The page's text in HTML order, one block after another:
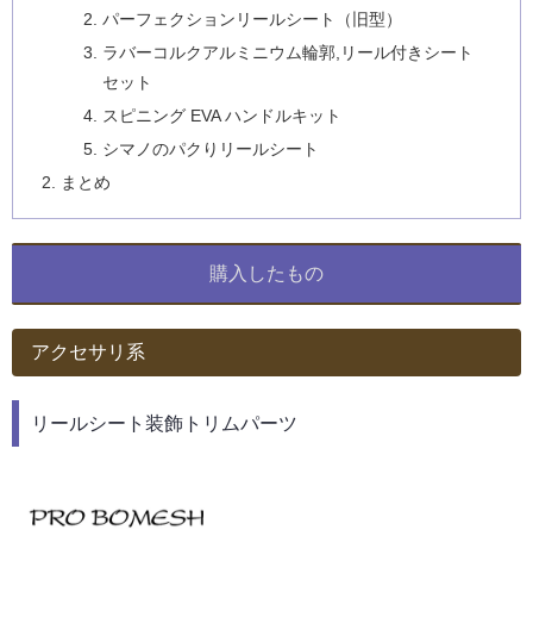
パーフェクションリールシート（旧型）
ラバーコルクアルミニウム輪郭,リール付きシート
セット
スピニング EVA ハンドルキット
シマノのパクりリールシート
まとめ
購入したもの
アクセサリ系
リールシート装飾トリムパーツ